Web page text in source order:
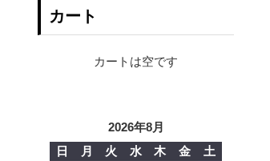
カート
カートは空です
2026年8月
日
月 火 水 木 金
土